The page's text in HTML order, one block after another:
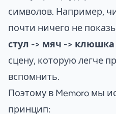
символов. Например,
почти ничего не
стул -> мяч -> клюшка
сцену, которую легче
вспомнить.
Поэтому в Memoro мы
принцип: